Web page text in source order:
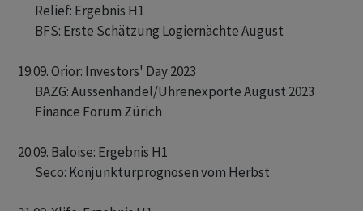
       Relief: Ergebnis H1
       BFS: Erste Schätzung Logiernächte August
19.09. Orior: Investors' Day 2023
       BAZG: Aussenhandel/Uhrenexporte August 2023
       Finance Forum Zürich
20.09. Baloise: Ergebnis H1
       Seco: Konjunkturprognosen vom Herbst